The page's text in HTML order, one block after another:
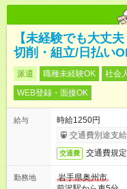
【未経験でも大丈
切削・組立/日払い
派遣 職種未経験OK 社会
WEB登録・面接OK
給与
時給1250円
交通費別途支
交通費 交通費規
勤務地
岩手県奥州市